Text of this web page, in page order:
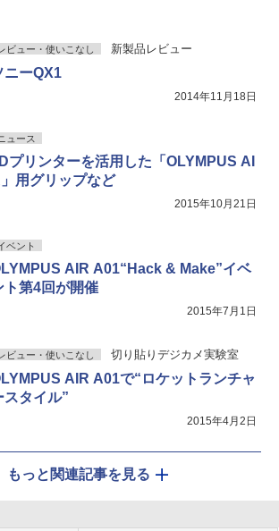
ビュー・使いこなし 新製品レビュー
ニーQX1
2014年11月18日
ュース
プリンターを活用した「OLYMPUS AI
」用グリップなど
2015年10月21日
ベント
AIR A01“Hack & Make”イベ
ト第4回が開催
2015年7月1日
ビュー・使いこなし 切り貼りデジカメ実験室
AIR A01で“ロケットランチャ
スタイル”
2015年4月2日
もっと関連記事を見る